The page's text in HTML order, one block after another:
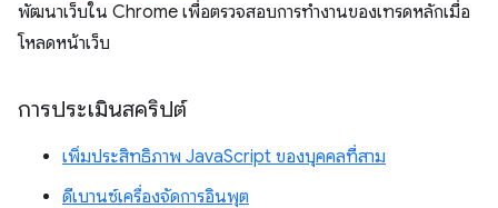
พัฒนาเว็บใน Chrome เพื่อตรวจสอบการทำงานของเทรดหลักเมื่อ
โหลดหน้าเว็บ
การประเมินสคริปต์
เพิ่มประสิทธิภาพ JavaScript ของบุคคลที่สาม
ดีเบานซ์เครื่องจัดการอินพุต